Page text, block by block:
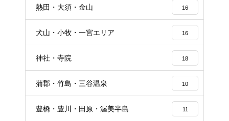
熱田・大須・金山 16
犬山・小牧・一宮エリア 16
神社・寺院 18
蒲郡・竹島・三谷温泉 10
豊橋・豊川・田原・渥美半島 11